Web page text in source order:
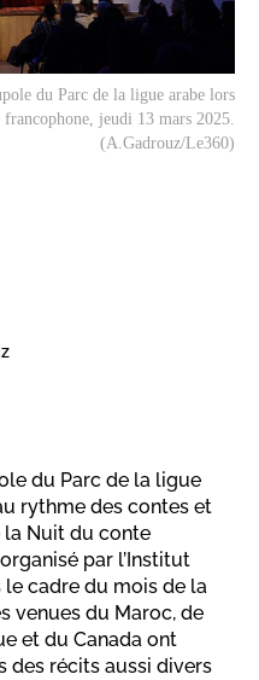
du Parc de la ligue arabe lors
jeudi 13 mars 2025.
(A.Gadrouz/Le360)
du Parc de la ligue
rythme des contes et
la Nuit du conte
par l’Institut
le cadre du mois de la
venues du Maroc, de
et du Canada ont
des récits aussi divers